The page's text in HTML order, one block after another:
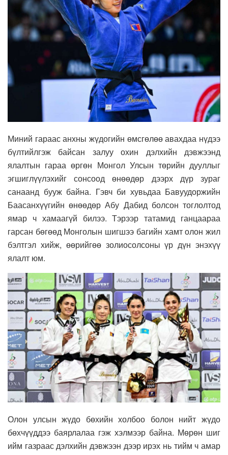
Миний гараас анхны жүдогийн өмсгөлөө авахдаа нүдээ
бүлтийлгэж байсан залуу охин дэлхийн дэвжээнд
ялалтын гараа өргөн Монгол Улсын төрийн дууллыг
эгшиглүүлэхийг сонсоод өнөөдөр дээрх дүр зураг
санаанд бууж байна. Гэвч би хувьдаа Бавуудоржийн
Баасанхүүгийн өнөөдөр Абу Дабид болсон тоглолтод
ямар ч хамаагүй билээ. Тэрээр татамид ганцаараа
гарсан бөгөөд Монголын шигшээ багийн хамт олон жил
бэлтгэл хийж, өөрийгөө золиосолсоны үр дүн энэхүү
ялалт юм.
Олон улсын жүдо бөхийн холбоо болон нийт жүдо
бөхчүүддээ баярлалаа гэж хэлмээр байна. Мөрөн шиг
ийм газраас дэлхийн дэвжээн дээр ирэх нь тийм ч амар